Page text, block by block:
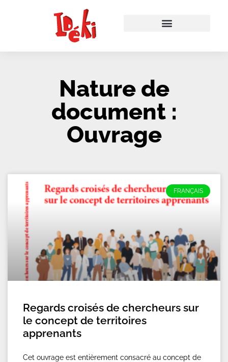
Nature de
document :
Ouvrage
FRANÇAIS
Regards croisés de chercheurs sur
le concept de territoires
apprenants
Cet ouvrage est entièrement consacré au concept de